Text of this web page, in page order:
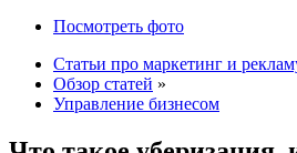
Посмотреть фото
Статьи про маркетинг и
Обзор статей »
Управление бизнесом